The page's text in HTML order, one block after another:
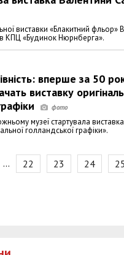
виставки «Блакитний фльор»
КПЦ «Будинок Нюрнберга».
вперше за 50
виставку
музеї стартувала
голландської графіки».
… 22 23 24 25